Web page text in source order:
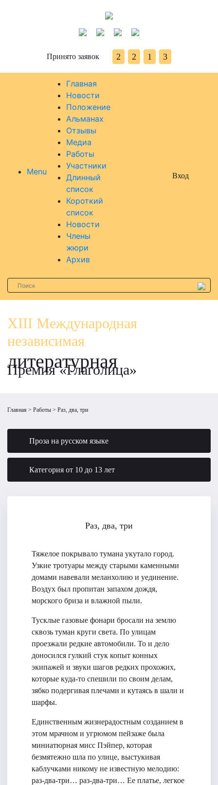
Принято заявок 2 2 1 3
Menu
Главная
Новости
Положение
Альманах
Отзывы
Медиа
Работы
Участники
Длинный
список
Короткий
список
Новости
Члены
жюри
Архив
Вход
XIII Международная
независимая
литературная
Премия «Глаголица»
Главная Работы Раз, два, три
Проза на русском языке
Категория от 10 до 13 лет
Раз, два, три
Тяжелое покрывало тумана укутало город.
Узкие тротуары между старыми каменными
домами навевали меланхолию и уединение.
Воздух был пропитан запахом дождя,
морского бриза и влажной пыли.
Тусклые газовые фонари бросали на землю
сквозь туман круги света. По улицам
проезжали редкие автомобили. То и дело
доносился гулкий стук копыт конных
экипажей и звуки шагов редких прохожих,
которые куда-то спешили по своим делам,
зябко подергивая плечами и кутаясь в шали и
шарфы.
Единственным жизнерадостным созданием в
этом мрачном и угрюмом пейзаже была
миниатюрная мисс Пэйпер, которая
безмятежно шла по улице, выстукивая
каблучками никому не известную мелодию:
раз-два-три… раз-два-три… Ее платье, легкое